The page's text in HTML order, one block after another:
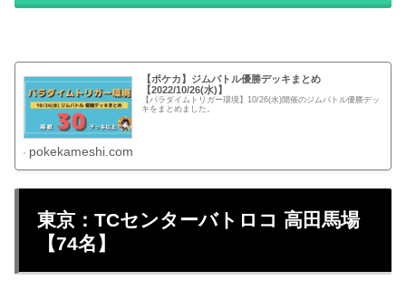
【ポケカ】ジムバトル優勝デッキまとめ
【2022/10/26(水)】
【パラダイムトリガー環境】10/26(水)開催のジムバトル優勝デッ
キをまとめました。
pokekameshi.com
東京：TCセンターバトロコ 高田馬場
【74名】